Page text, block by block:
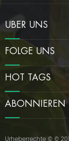
ÜBER UNS
FOLGE UNS
HOT TAGS
ABONNIEREN
Urheberrechte © ©